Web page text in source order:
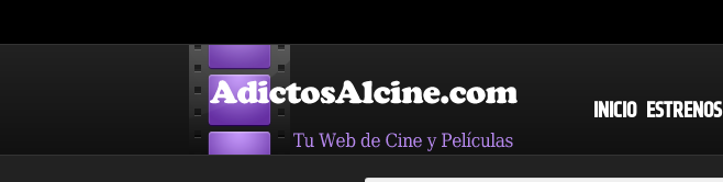
INICIO ESTRENOS